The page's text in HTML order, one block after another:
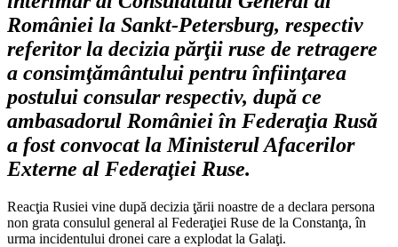
României la Sankt-Petersburg, respectiv
referitor la decizia părţii ruse de retragere
a consimţământului pentru înfiinţarea
postului consular respectiv, după ce
ambasadorul României în Federaţia Rusă
a fost convocat la Ministerul Afacerilor
Externe al Federaţiei Ruse.
Reacţia Rusiei vine după decizia ţării noastre de a declara persona
non grata consulul general al Federaţiei Ruse de la Constanţa, în
urma incidentului dronei care a explodat la Galaţi.